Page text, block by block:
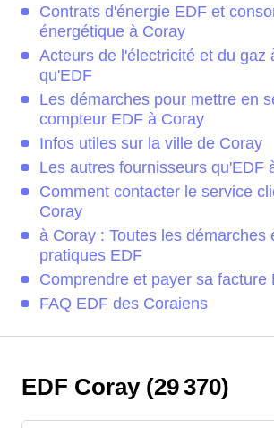
Contrats d'énergie EDF et
énergétique à Coray
Acteurs de l'électricité et du gaz
qu'EDF
Les démarches pour mettre en
compteur EDF à Coray
Infos utiles sur la ville de Coray
Les autres fournisseurs qu'EDF
Comment contacter le service
Coray
à Coray : Toutes les démarches
pratiques EDF
Comprendre et payer sa facture
FAQ EDF des Coraiens
EDF Coray (29 370)